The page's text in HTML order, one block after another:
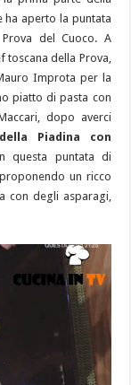
ha aperto la puntata
del Cuoco. A
toscana della Prova,
Improta per la
piatto di pasta con
dopo averci
Piadina con
questa puntata di
un ricco
con degli asparagi,